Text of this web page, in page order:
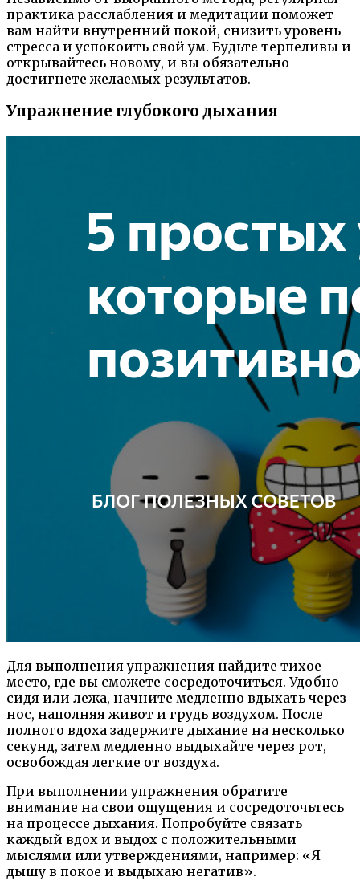
практика расслабления и медитации поможет
вам найти внутренний покой, снизить уровень
стресса и успокоить свой ум. Будьте терпеливы и
открывайтесь новому, и вы обязательно
достигнете желаемых результатов.
Упражнение глубокого дыхания
Для выполнения упражнения найдите тихое
место, где вы сможете сосредоточиться. Удобно
сидя или лежа, начните медленно вдыхать через
нос, наполняя живот и грудь воздухом. После
полного вдоха задержите дыхание на несколько
секунд, затем медленно выдыхайте через рот,
освобождая легкие от воздуха.
При выполнении упражнения обратите
внимание на свои ощущения и сосредоточьтесь
на процессе дыхания. Попробуйте связать
каждый вдох и выдох с положительными
мыслями или утверждениями, например: «Я
дышу в покое и выдыхаю негатив».